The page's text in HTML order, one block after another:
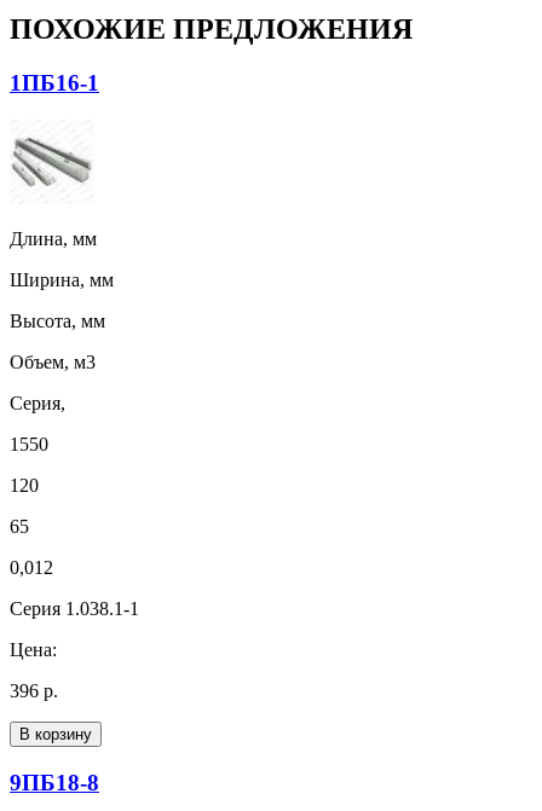
ПОХОЖИЕ ПРЕДЛОЖЕНИЯ
1ПБ16-1
Длина, мм
Ширина, мм
Высота, мм
Объем, м3
Серия,
1550
120
65
0,012
Серия 1.038.1-1
Цена:
396 р.
В корзину
9ПБ18-8